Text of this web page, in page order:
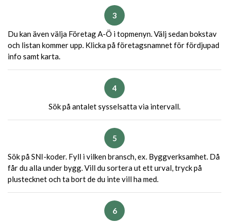
3
Du kan även välja Företag A-Ö i topmenyn. Välj sedan bokstav
och listan kommer upp. Klicka på företagsnamnet för fördjupad
info samt karta.
4
Sök på antalet sysselsatta via intervall.
5
Sök på SNI-koder. Fyll i vilken bransch, ex. Byggverksamhet. Då
får du alla under bygg. Vill du sortera ut ett urval, tryck på
plustecknet och ta bort de du inte vill ha med.
6